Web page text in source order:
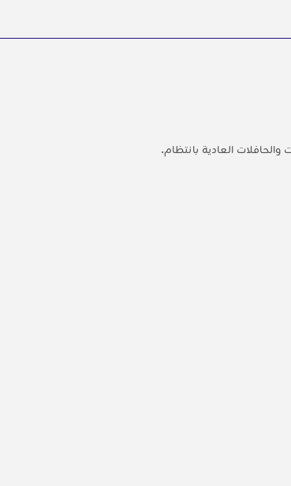
العادية بانتظام.